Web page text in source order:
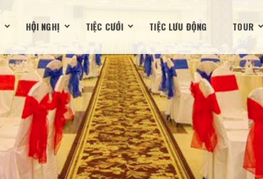
HỘI NGHỊ TIỆC CƯỚI TIỆC LƯU ĐỘNG TOUR